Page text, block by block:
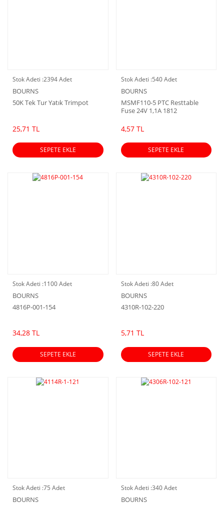
Stok Adeti :2394 Adet
BOURNS
50K Tek Tur Yatık Trimpot
25,71 TL
SEPETE EKLE
Stok Adeti :540 Adet
BOURNS
MSMF110-5 PTC Resttable
Fuse 24V 1,1A 1812
4,57 TL
SEPETE EKLE
Stok Adeti :1100 Adet
BOURNS
4816P-001-154
34,28 TL
SEPETE EKLE
Stok Adeti :80 Adet
BOURNS
4310R-102-220
5,71 TL
SEPETE EKLE
Stok Adeti :75 Adet
BOURNS
Stok Adeti :340 Adet
BOURNS